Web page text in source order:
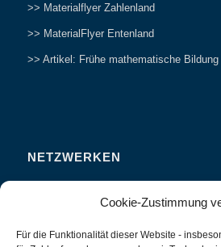
Cookie-Zustimmung
Für die Funktionalität dieser Website -
>> Materialflyer Zahlenland
>> MaterialFlyer Entenland
>> Artikel: Frühe mathematische
NETZWERKEN
Studieren